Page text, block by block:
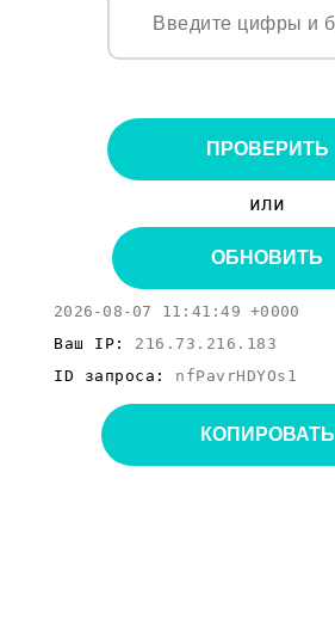
ПРОВЕРИТЬ
или
ОБНОВИТЬ
2026-08-07 11:41:49 +0000
Ваш IP: 216.73.216.183
ID запроса: nfPavrHDYOs1
КОПИРОВАТЬ